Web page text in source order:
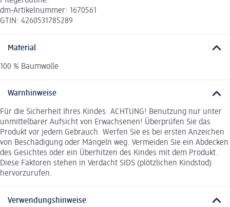
dm-Artikelnummer: 1670561
GTIN: 4260531785289
Material
100 % Baumwolle
Warnhinweise
Für die Sicherheit Ihres Kindes. ACHTUNG! Benutzung nur unter
unmittelbarer Aufsicht von Erwachsenen! Überprüfen Sie das
Produkt vor jedem Gebrauch. Werfen Sie es bei ersten Anzeichen
von Beschädigung oder Mängeln weg. Vermeiden Sie ein Abdecken
des Gesichtes oder ein Überhitzen des Kindes mit dem Produkt.
Diese Faktoren stehen in Verdacht SIDS (plötzlichen Kindstod)
hervorzurufen.
Verwendungshinweise